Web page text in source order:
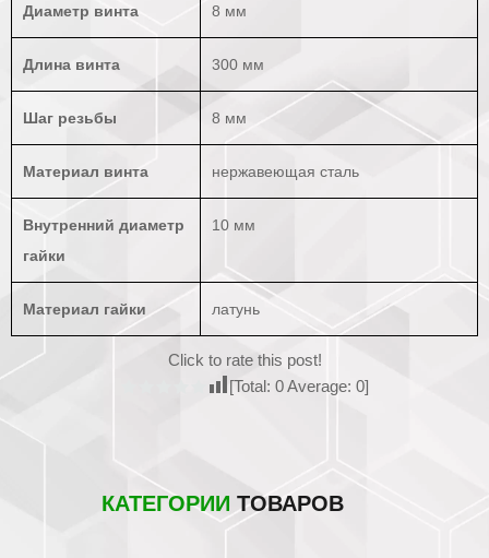
Диаметр винта 8 мм
Длина винта 300 мм
Шаг резьбы 8 мм
Материал винта нержавеющая сталь
Внутренний диаметр
гайки
10 мм
Материал гайки латунь
Click to rate this post!
[Total: 0Average: 0]
КАТЕГОРИИ ТОВАРОВ